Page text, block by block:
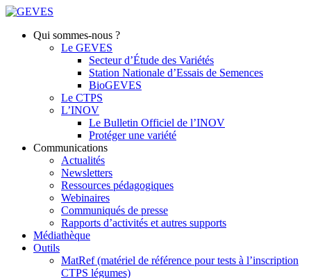
Qui sommes-nous ?
Le GEVES
Secteur d’Étude des Variétés
Station Nationale d’Essais de Semences
BioGEVES
Le CTPS
L’INOV
Le Bulletin Officiel de l’INOV
Protéger une variété
Communications
Actualités
Newsletters
Ressources pédagogiques
Webinaires
Communiqués de presse
Rapports d’activités et autres supports
Médiathèque
Outils
MatRef (matériel de référence pour tests à l’inscription
CTPS légumes)